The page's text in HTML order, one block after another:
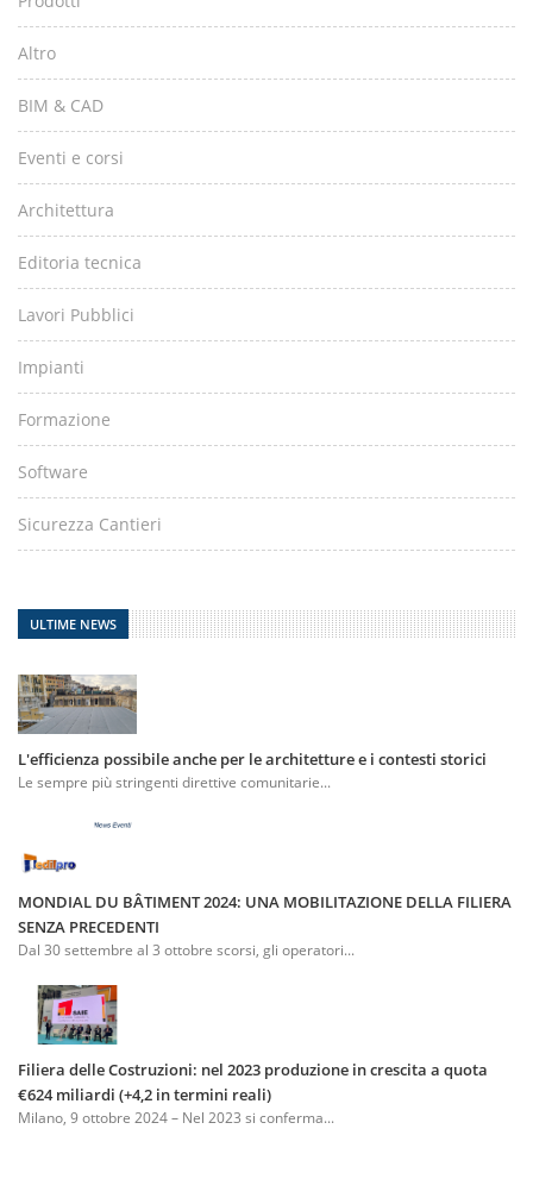
Altro
BIM & CAD
Eventi e corsi
Architettura
Editoria tecnica
Lavori Pubblici
Impianti
Formazione
Software
Sicurezza Cantieri
ULTIME NEWS
L'efficienza possibile anche per le architetture e i contesti storici
Le sempre più stringenti direttive comunitarie...
MONDIAL DU BÂTIMENT 2024: UNA MOBILITAZIONE DELLA FILIERA
SENZA PRECEDENTI
Dal 30 settembre al 3 ottobre scorsi, gli operatori...
Filiera delle Costruzioni: nel 2023 produzione in crescita a quota
€624 miliardi (+4,2 in termini reali)
Milano, 9 ottobre 2024 – Nel 2023 si conferma...